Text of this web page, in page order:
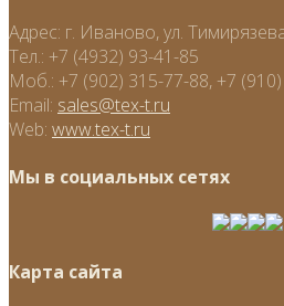
Адрес: г. Иваново, ул.
Тел.: +7 (4932) 93-41-85
Моб.: +7 (902) 315-77-88, +7
Email: sales@tex-t.ru
Web: www.tex-t.ru
Мы в социальных сетях
Карта сайта